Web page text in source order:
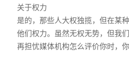
关于权力
是的，那些人大权独揽，但在某
他们权力。虽然无权无势，但我
再担忧媒体机构怎么评价你时，你